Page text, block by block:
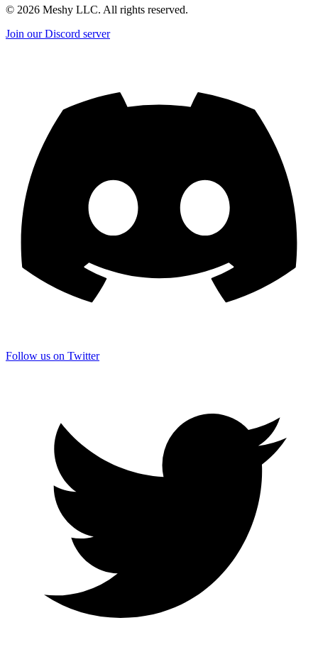
© 2026 Meshy LLC. All rights reserved.
Join our Discord server
Follow us on Twitter